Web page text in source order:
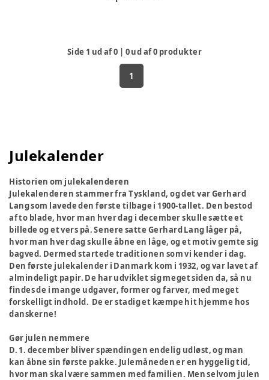
Side 1 ud af0 | 0ud af0 produkter
1
Julekalender
Historien om julekalenderen
Julekalenderen stammer fra Tyskland, og det var Gerhard
Lang som lavede den første tilbage i 1900-tallet. Den bestod
af to blade, hvor man hver dag i december skulle sætte et
billede og et vers på. Senere satte Gerhard Lang låger på,
hvor man hver dag skulle åbne en låge, og et motiv gemte sig
bagved. Dermed startede traditionen som vi kender i dag.
Den første julekalender i Danmark kom i 1932, og var lavet af
almindeligt papir. De har udviklet sig meget siden da, så nu
findes de i mange udgaver, former og farver, med meget
forskelligt indhold. De er stadig et kæmpe hit hjemme hos
danskerne!
Gør julen nemmere
D. 1. december bliver spændingen endelig udløst, og man
kan åbne sin første pakke. Julemåneden er en hyggelig tid,
hvor man skal være sammen med familien. Men selvom julen